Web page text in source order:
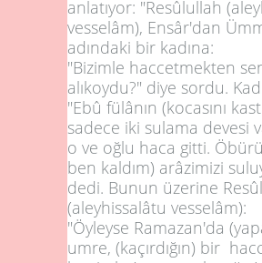
anlatıyor: "Resûlullah
vesselâm), Ensâr'dan
adındaki bir kadına:
"Bizimle haccetmekten
alıkoydu?" diye sordu.
"Ebû fülânın (kocasını
sadece iki sulama devesi
o ve oğlu haca gitti.
ben kaldım) arâzimizi
dedi. Bunun üzerine
(aleyhissalâtu vesselâm):
"Öyleyse Ramazan'da
umre, (kaçırdığın) bir